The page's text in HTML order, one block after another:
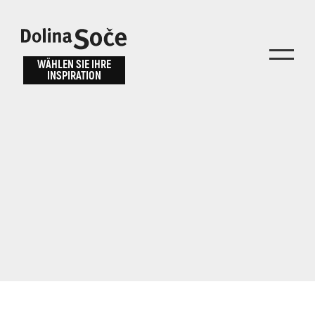
WÄHLEN SIE IHRE
INSPIRATION
Inspiration
finden
Wählen Sie ein